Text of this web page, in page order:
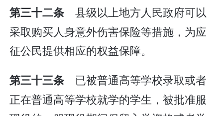
第三十二条 县级以上地方人民政府可以
采取购买人身意外伤害保险等措施，为应
征公民提供相应的权益保障。
第三十三条 已被普通高等学校录取或者
正在普通高等学校就学的学生，被批准服